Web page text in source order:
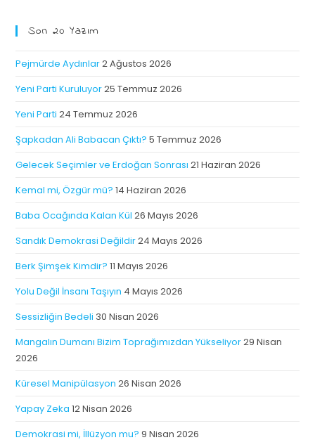
Son 20 Yazım
Pejmürde Aydınlar2 Ağustos 2026
Yeni Parti Kuruluyor25 Temmuz 2026
Yeni Parti 24 Temmuz 2026
Şapkadan Ali Babacan Çıktı? 5 Temmuz 2026
Gelecek Seçimler ve Erdoğan Sonrası 21 Haziran 2026
Kemal mi, Özgür mü? 14 Haziran 2026
Baba Ocağında Kalan Kül 26 Mayıs 2026
Sandık Demokrasi Değildir24 Mayıs 2026
Berk Şimşek Kimdir? 11 Mayıs 2026
Yolu Değil İnsanı Taşıyın 4 Mayıs 2026
Sessizliğin Bedeli 30 Nisan 2026
Mangalın Dumanı Bizim Toprağımızdan Yükseliyor29 Nisan
2026
Küresel Manipülasyon 26 Nisan 2026
Yapay Zeka 12 Nisan 2026
Demokrasi mi, İllüzyon mu? 9 Nisan 2026